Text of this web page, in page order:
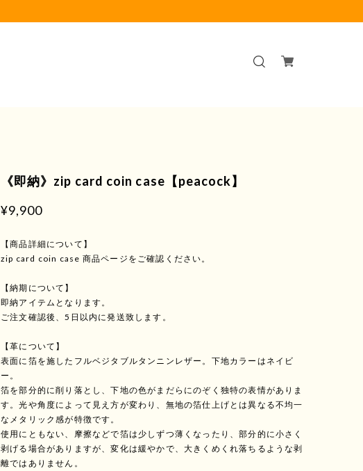
《即納》zip card coin case【peacock】
¥9,900
【商品詳細について】
zip card coin case 商品ページをご確認ください。
【納期について】
即納アイテムとなります。
ご注文確認後、5日以内に発送致します。
【革について】
表面に箔を施したフルベジタブルタンニンレザー。下地カラーはネイビ
ー。
箔を部分的に削り落とし、下地の色がまだらにのぞく独特の表情がありま
す。光や角度によって見え方が変わり、無地の箔仕上げとは異なる不均一
なメタリック感が特徴です。
使用にともない、摩擦などで箔は少しずつ薄くなったり、部分的に小さく
剥げる場合がありますが、変化は緩やかで、大きくめくれ落ちるような剥
離ではありません。